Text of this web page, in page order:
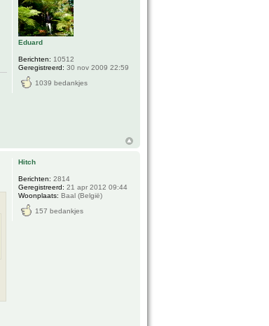
Eduard
Berichten: 10512
Geregistreerd: 30 nov 2009 22:59
1039 bedankjes
Hitch
Berichten: 2814
Geregistreerd: 21 apr 2012 09:44
Woonplaats: Baal (België)
157 bedankjes